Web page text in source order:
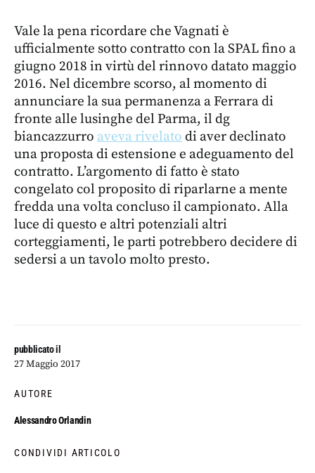
pubblicato il
27 Maggio 2017
AUTORE
Alessandro Orlandin
CONDIVIDI ARTICOLO
Vale la pena ricordare che Vagnati è
ufficialmente sotto contratto con la SPAL fino a
giugno 2018 in virtù del rinnovo datato maggio
2016. Nel dicembre scorso, al momento di
annunciare la sua permanenza a Ferrara di
fronte alle lusinghe del Parma, il dg
biancazzurro aveva rivelato di aver declinato
una proposta di estensione e adeguamento del
contratto. L’argomento di fatto è stato
congelato col proposito di riparlarne a mente
fredda una volta concluso il campionato. Alla
luce di questo e altri potenziali altri
corteggiamenti, le parti potrebbero decidere di
sedersi a un tavolo molto presto.